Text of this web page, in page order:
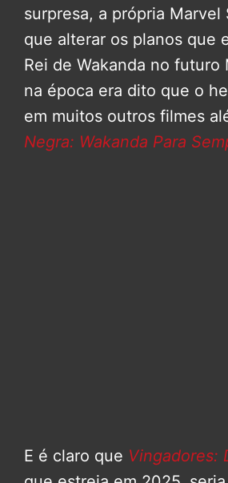
surpresa, a própria Marvel
que alterar os planos que
Rei de Wakanda no futuro
na época era dito que o
em muitos outros filmes
Negra: Wakanda Para
E é claro que Vingadores: